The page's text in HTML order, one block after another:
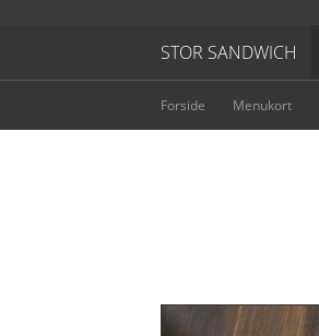
STOR SANDWICH
Forside Menukort